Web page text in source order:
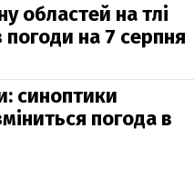
областей на тлі
погоди на 7 серпня
синоптики
погода в